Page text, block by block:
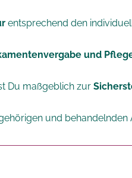
entsprechend den
und
Du maßgeblich zur
und behandelnden